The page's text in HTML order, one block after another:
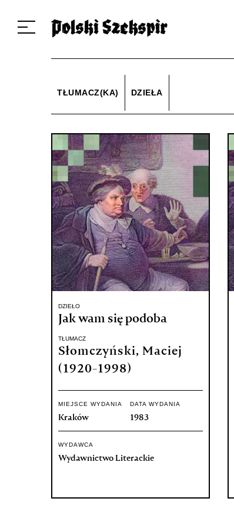
TŁUMACZ(KA) DZIEŁA
DZIEŁO
Jak wam się podoba
TŁUMACZ
Słomczyński, Maciej
(1920-1998)
MIEJSCE WYDANIA
Kraków
DATA WYDANIA
1983
WYDAWCA
Wydawnictwo Literackie